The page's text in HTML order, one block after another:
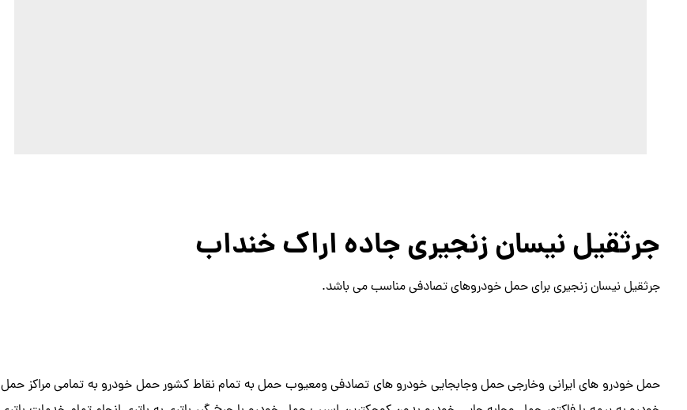
جرثقیل نیسان زنجیری جاده اراک خنداب
جرثقیل نیسان زنجیری برای حمل خودروهای تصادفی مناسب می باشد.
حمل خودرو های ایرانی وخارجی حمل وجابجایی خودرو های تصادفی ومعیوب حمل به تمام نقاط کشور حمل خودرو به تمامی مراکز حمل